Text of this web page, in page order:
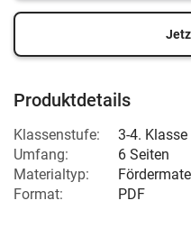
Produktdetails
Klassenstufe:
3-4. Klasse
Umfang:
6 Seiten
Materialtyp:
Format:
PDF